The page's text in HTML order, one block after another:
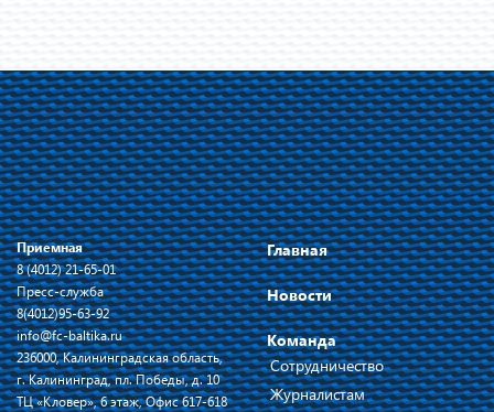
Приемная
8 (4012) 21-65-01
Пресс-служба
8(4012)95-63-92
info@fc-baltika.ru
236000, Калининградская область,
г. Калининград, пл. Победы, д. 10
ТЦ «Кловер», 6 этаж, Офис 617-618
Главная
Новости
Команда
Сотрудничество
Журналистам